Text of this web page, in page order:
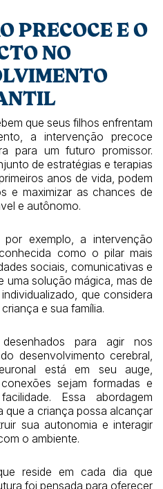
PRECOCE E O
NO
que seus filhos enfrentam
a intervenção precoce
para um futuro promissor.
de estratégias e terapias
anos de vida, podem
e maximizar as chances de
e autônomo.
exemplo, a intervenção
como o pilar mais
sociais, comunicativas e
uma solução mágica, mas de
que considera
e sua família.
para agir nos
desenvolvimento cerebral,
está em seu auge,
sejam formadas e
Essa abordagem
que a criança possa alcançar
sua autonomia e interagir
o ambiente.
reside em cada dia que
foi pensada para oferecer